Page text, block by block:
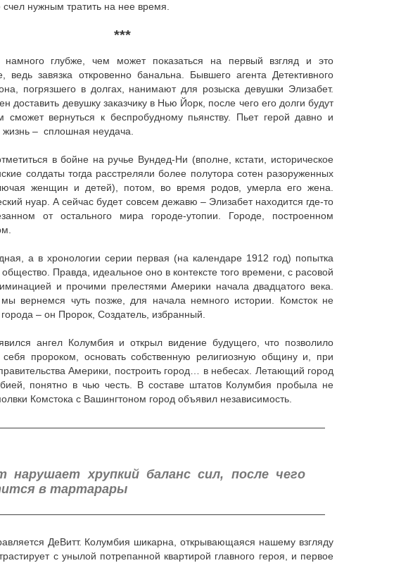
счел нужным тратить на нее время.
***
глубже, чем может показаться на первый взгляд и это
ведь завязка откровенно банальна. Бывшего агента Детективного
погрязшего в долгах, нанимают для розыска девушки Элизабет.
доставить девушку заказчику в Нью Йорк, после чего его долги будут
вернуться к беспробудному пьянству. Пьет герой давно и
жизнь – сплошная неудача.
в бойне на ручье Вундед-Ни (вполне, кстати, историческое
солдаты тогда расстреляли более полутора сотен разоруженных
женщин и детей), потом, во время родов, умерла его жена.
нуар. А сейчас будет совсем дежавю – Элизабет находится где-то
от остального мира городе-утопии. Городе, построенном
а в хронологии серии первая (на календаре 1912 год) попытка
Правда, идеальное оно в контексте того времени, с расовой
и прочими прелестями Америки начала двадцатого века.
вернемся чуть позже, для начала немного истории. Комсток не
города – он Пророк, Создатель, избранный.
ангел Колумбия и открыл видение будущего, что позволило
себя пророком, основать собственную религиозную общину и, при
Америки, построить город… в небесах. Летающий город
понятно в чью честь. В составе штатов Колумбия пробыла не
Комстока с Вашингтоном город объявил независимость.
нарушает хрупкий баланс сил, после чего
в тартарары
ДеВитт. Колумбия шикарна, открывающаяся нашему взгляду
с унылой потрепанной квартирой главного героя, и первое